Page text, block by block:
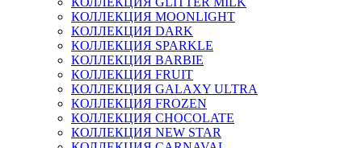
КОЛЛЕКЦИЯ MOONLIGHT
КОЛЛЕКЦИЯ DARK
КОЛЛЕКЦИЯ SPARKLE
КОЛЛЕКЦИЯ BARBIE
КОЛЛЕКЦИЯ FRUIT
КОЛЛЕКЦИЯ GALAXY ULTRA
КОЛЛЕКЦИЯ FROZEN
КОЛЛЕКЦИЯ CHOCOLATE
КОЛЛЕКЦИЯ NEW STAR